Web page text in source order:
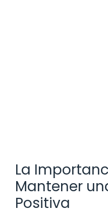
La
Mantener
Positiva